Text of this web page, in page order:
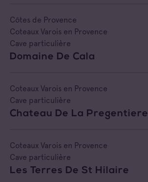
Côtes de Provence Sainte Victoire
Négociant Etranger
Négociant Extérieur
Côtes de Provence
Coteaux Varois en Provence
Cave particulière
Domaine De Cala
Coteaux Varois en Provence
Cave particulière
Chateau De La Pregentiere
Coteaux Varois en Provence
Cave particulière
Les Terres De St Hilaire